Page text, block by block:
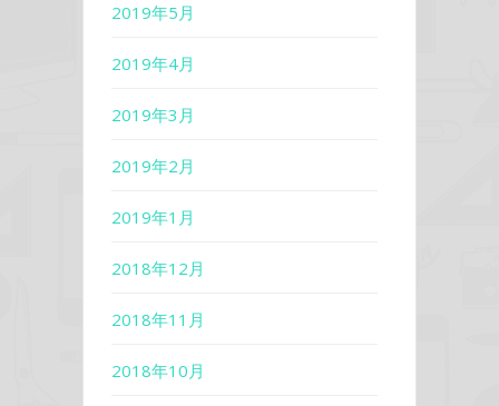
2019年5月
2019年4月
2019年3月
2019年2月
2019年1月
2018年12月
2018年11月
2018年10月